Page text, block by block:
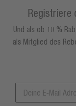
Registriere
Und als ob 10 %
als Mitglied des